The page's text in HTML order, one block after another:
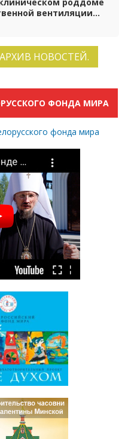
вентиляции
НОВОСТЕЙ.
ФОНДА МИРА
фонда мира